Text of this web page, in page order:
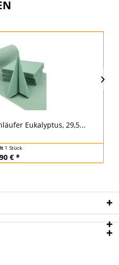
80 x 80 cm, 20...
(1,36 € * / 1 Stück)
€ *